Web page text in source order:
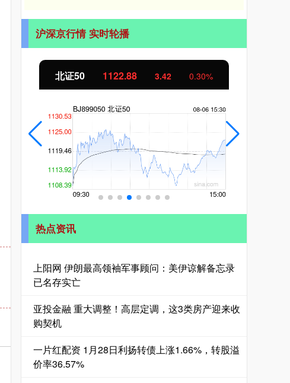
沪深京行情 实时轮播
北证50 1122.88 3.42 0.30%
热点资讯
上阳网 伊朗最高领袖军事顾问：美伊谅解备忘录
已名存实亡
亚投金融 重大调整！高层定调，这3类房产迎来收
购契机
一片红配资 1月28日利扬转债上涨1.66%，转股溢
价率36.57%